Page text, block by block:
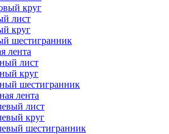
круг
лист
круг
шестигранник
лента
лист
круг
шестигранник
лента
лист
круг
шестигранник